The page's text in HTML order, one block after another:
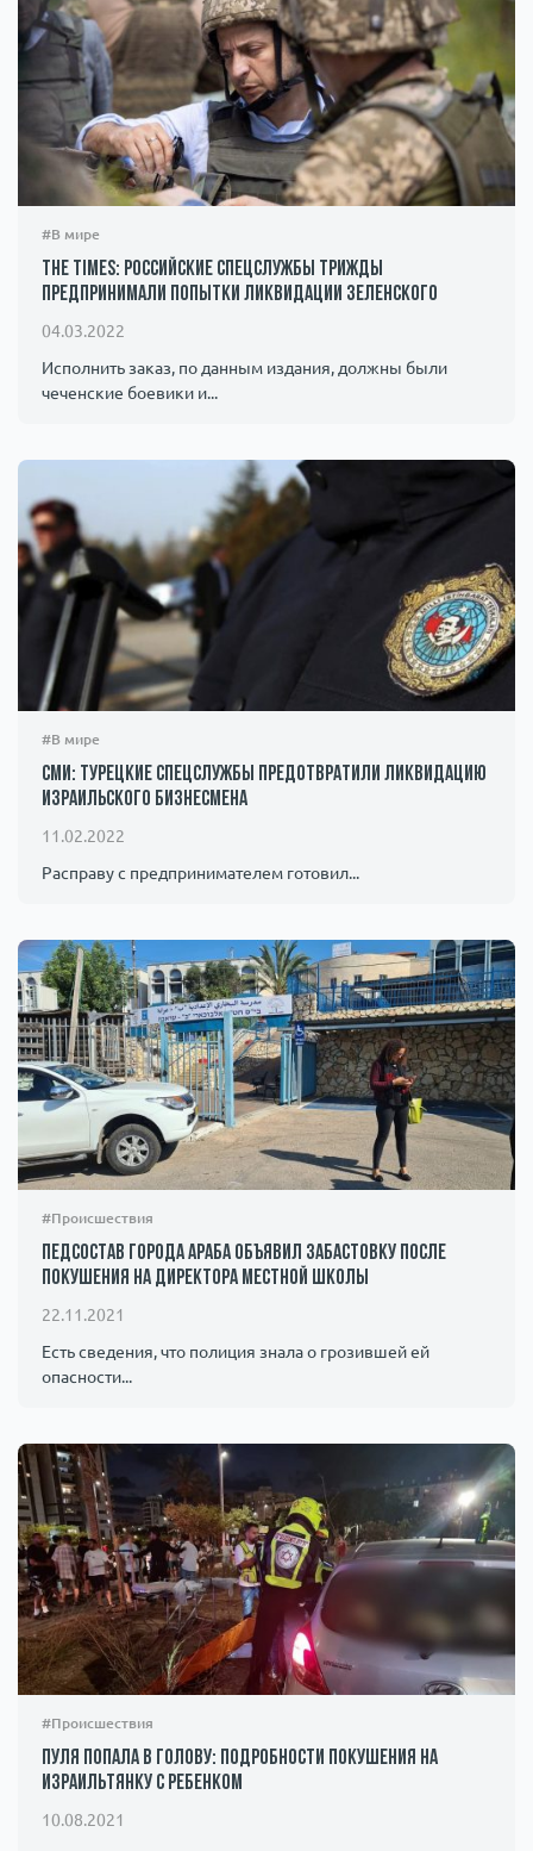
#В мире
The Times: российские спецслужбы трижды
предпринимали попытки ликвидации Зеленского
04.03.2022
Исполнить заказ, по данным издания, должны были
чеченские боевики и...
#В мире
СМИ: турецкие спецслужбы предотвратили ликвидацию
израильского бизнесмена
11.02.2022
Расправу с предпринимателем готовил...
#Происшествия
Педсостав города Араба объявил забастовку после
покушения на директора местной школы
22.11.2021
Есть сведения, что полиция знала о грозившей ей
опасности...
#Происшествия
Пуля попала в голову: подробности покушения на
израильтянку с ребенком
10.08.2021